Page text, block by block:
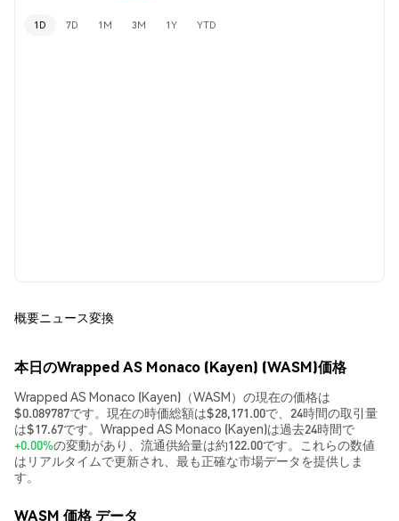
1D 7D 1M 3M 1Y YTD
概要ニュース変換
本日のWrapped AS Monaco (Kayen) (WASM)価格
Wrapped AS Monaco (Kayen)（WASM）の現在の価格は
$0.089787です。現在の時価総額は$28,171.00で、24時間の取引量
は$17.67です。Wrapped AS Monaco (Kayen)は過去24時間で
+0.00%の変動があり、流通供給量は約122.00です。これらの数値
はリアルタイムで更新され、最も正確な市場データを提供しま
す。
WASM 価格 データ